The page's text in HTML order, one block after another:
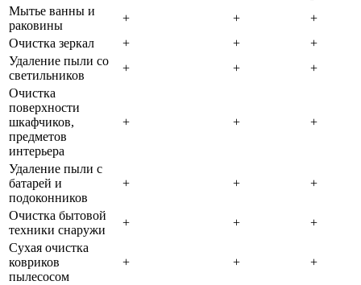
Мытье ванны и
раковины
+ +
+
Очистка зеркал
+ +
+
Удаление пыли со
светильников
+ +
+
Очистка
поверхности
шкафчиков,
предметов
интерьера
+ + +
Удаление пыли с
батарей и
подоконников
+ + +
Очистка бытовой
техники снаружи
+ +
+
Сухая очистка
ковриков
пылесосом
+ + +